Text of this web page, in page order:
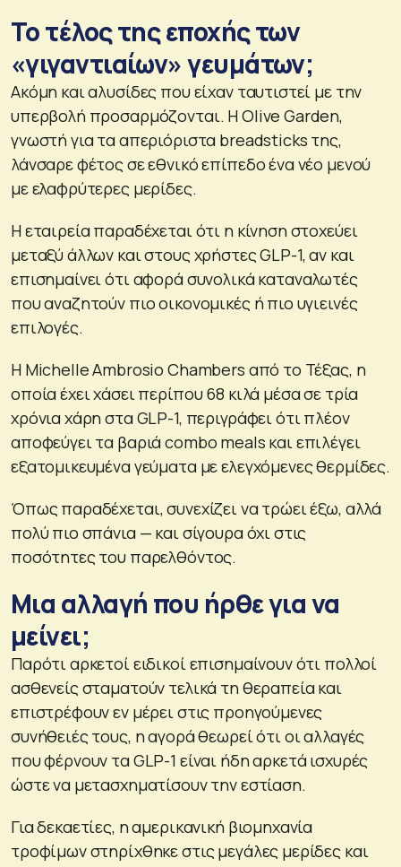
Το τέλος της εποχής των
«γιγαντιαίων» γευμάτων;
Ακόμη και αλυσίδες που είχαν ταυτιστεί με την
υπερβολή προσαρμόζονται. Η Olive Garden,
γνωστή για τα απεριόριστα breadsticks της,
λάνσαρε φέτος σε εθνικό επίπεδο ένα νέο μενού
με ελαφρύτερες μερίδες.
Η εταιρεία παραδέχεται ότι η κίνηση στοχεύει
μεταξύ άλλων και στους χρήστες GLP-1, αν και
επισημαίνει ότι αφορά συνολικά καταναλωτές
που αναζητούν πιο οικονομικές ή πιο υγιεινές
επιλογές.
Η Michelle Ambrosio Chambers από το Τέξας, η
οποία έχει χάσει περίπου 68 κιλά μέσα σε τρία
χρόνια χάρη στα GLP-1, περιγράφει ότι πλέον
αποφεύγει τα βαριά combo meals και επιλέγει
εξατομικευμένα γεύματα με ελεγχόμενες θερμίδες.
Όπως παραδέχεται, συνεχίζει να τρώει έξω, αλλά
πολύ πιο σπάνια — και σίγουρα όχι στις
ποσότητες του παρελθόντος.
Μια αλλαγή που ήρθε για να
μείνει;
Παρότι αρκετοί ειδικοί επισημαίνουν ότι πολλοί
ασθενείς σταματούν τελικά τη θεραπεία και
επιστρέφουν εν μέρει στις προηγούμενες
συνήθειές τους, η αγορά θεωρεί ότι οι αλλαγές
που φέρνουν τα GLP-1 είναι ήδη αρκετά ισχυρές
ώστε να μετασχηματίσουν την εστίαση.
Για δεκαετίες, η αμερικανική βιομηχανία
τροφίμων στηρίχθηκε στις μεγάλες μερίδες και